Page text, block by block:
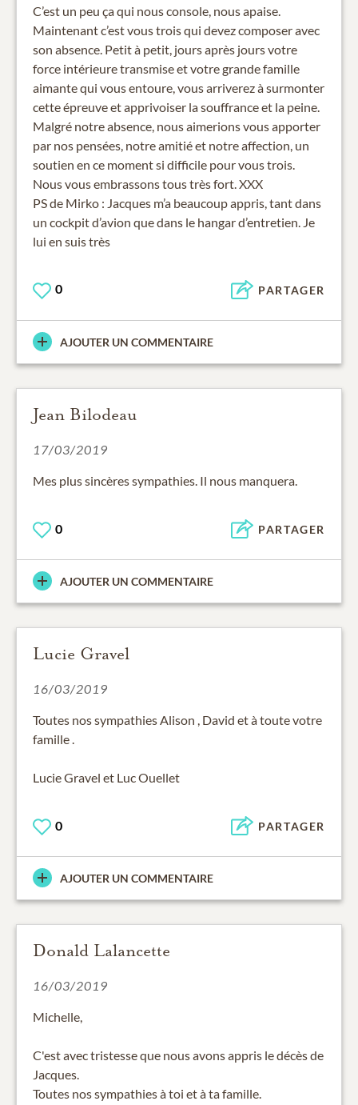
C’est un peu ça qui nous console, nous apaise.
Maintenant c’est vous trois qui devez composer avec
son absence. Petit à petit, jours après jours votre
force intérieure transmise et votre grande famille
aimante qui vous entoure, vous arriverez à surmonter
cette épreuve et apprivoiser la souffrance et la peine.
Malgré notre absence, nous aimerions vous apporter
par nos pensées, notre amitié et notre affection, un
soutien en ce moment si difficile pour vous trois.
Nous vous embrassons tous très fort. XXX
PS de Mirko : Jacques m’a beaucoup appris, tant dans
un cockpit d’avion que dans le hangar d’entretien. Je
lui en suis très
0 PARTAGER
AJOUTER UN COMMENTAIRE
Jean Bilodeau
17/03/2019
Mes plus sincères sympathies. Il nous manquera.
0 PARTAGER
AJOUTER UN COMMENTAIRE
Lucie Gravel
16/03/2019
Toutes nos sympathies Alison , David et à toute votre
famille .
Lucie Gravel et Luc Ouellet
0 PARTAGER
AJOUTER UN COMMENTAIRE
Donald Lalancette
16/03/2019
Michelle,
C'est avec tristesse que nous avons appris le décès de
Jacques.
Toutes nos sympathies à toi et à ta famille.